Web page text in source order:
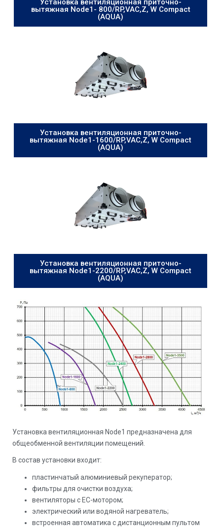
Установка вентиляционная приточно-
вытяжная Node1- 800/RP,VAC,Z, W Compact
(AQUA)
Установка вентиляционная приточно-
вытяжная Node1-1600/RP,VAC,Z, W Compact
(AQUA)
Установка вентиляционная приточно-
вытяжная Node1-2200/RP,VAC,Z, W Compact
(AQUA)
Установка вентиляционная Node1 предназначена для
общеобменной вентиляции помещений.
В состав установки входит:
пластинчатый алюминиевый рекуператор;
фильтры для очистки воздуха;
вентиляторы с EC-мотором;
электрический или водяной нагреватель;
встроенная автоматика с дистанционным пультом